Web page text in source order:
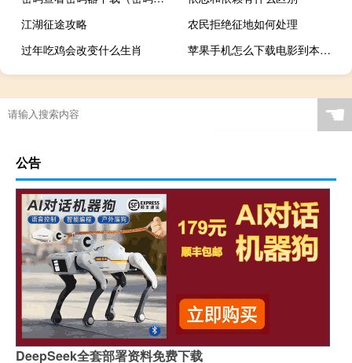
江湖征途攻略
农民拒绝征地如何处理
过年吃鸡会改变什么生肖
苹果手机怎么下载电影到本地相册（苹果手机怎么下载电影）
☚
公告
DeepSeek全套部署资料免费下载